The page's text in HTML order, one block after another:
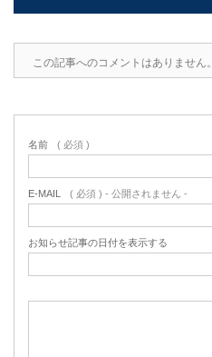
この記事へのコメントはありません。
名前 ( 必須 )
E-MAIL ( 必須 ) - 公開されません -
お知らせ記事の日付を表示する